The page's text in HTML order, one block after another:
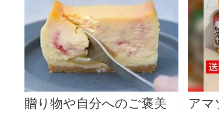
贈り物や自分へのご褒美
アマ